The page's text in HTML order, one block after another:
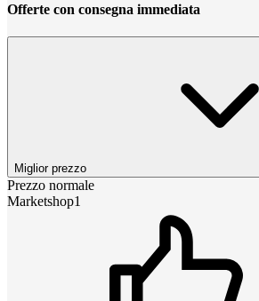
Offerte con consegna immediata
Miglior prezzo
Prezzo normale
Marketshop1